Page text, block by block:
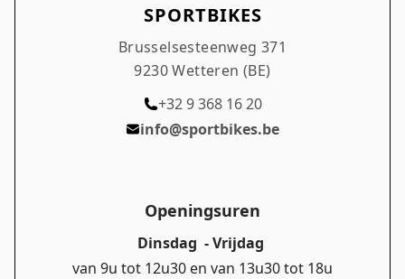
SPORTBIKES
Brusselsesteenweg 371
9230 Wetteren (BE)
+32 9 368 16 20
info@sportbikes.be
Openingsuren
Dinsdag - Vrijdag
van 9u tot 12u30 en van 13u30 tot 18u